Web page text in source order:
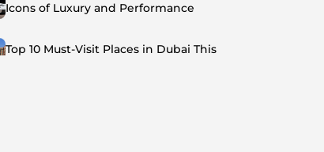
Icons of Luxury and Performance
Top 10 Must-Visit Places in Dubai This